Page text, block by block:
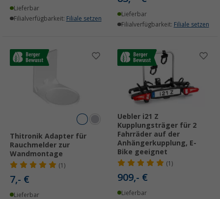
Lieferbar
Filialverfügbarkeit: Filiale setzen
Lieferbar
Filialverfügbarkeit: Filiale setzen
Thitronik Adapter für
Rauchmelder zur
Wandmontage
(1)
7,- €
Lieferbar
Uebler i21 Z
Kupplungsträger für 2
Fahrräder auf der
Anhängerkupplung, E-
Bike geeignet
(1)
909,- €
Lieferbar